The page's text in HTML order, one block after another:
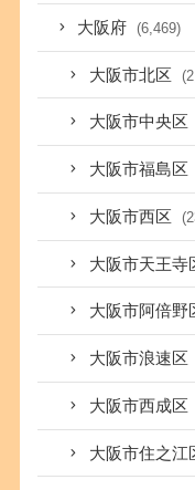
大阪府 (6,469)
大阪市北区
大阪市中央区
大阪市福島区
大阪市西区
大阪市天王寺
大阪市阿倍野
大阪市浪速区
大阪市西成区
大阪市住之江